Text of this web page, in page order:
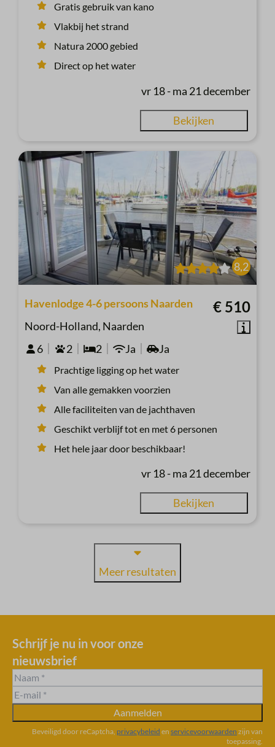
Gratis gebruik van kano
Vlakbij het strand
Natura 2000 gebied
Direct op het water
vr 18 - ma 21 december
Bekijken
8,2
€ 510
Havenlodge 4-6 persoons Naarden
Noord-Holland, Naarden
6
2 2 Ja Ja
Prachtige ligging op het water
Van alle gemakken voorzien
Alle faciliteiten van de jachthaven
Geschikt verblijf tot en met 6 personen
Het hele jaar door beschikbaar!
vr 18 - ma 21 december
Bekijken
Meer resultaten
Schrijf je nu in voor onze
nieuwsbrief
Aanmelden
Beveiligd door reCaptcha, privacybeleid en servicevoorwaarden zijn van
toepassing.